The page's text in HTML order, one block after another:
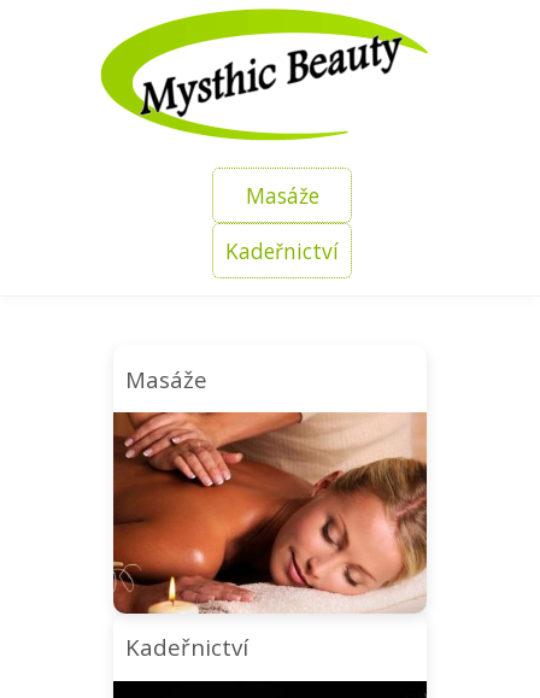
Masáže
Kadeřnictví
Masáže
Kadeřnictví